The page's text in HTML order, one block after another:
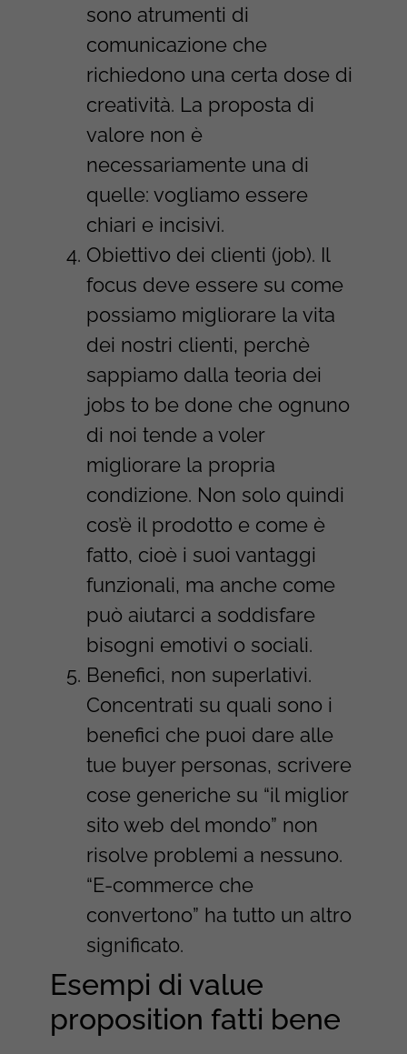
sono atrumenti di
comunicazione che
richiedono una certa dose di
creatività. La proposta di
valore non è
necessariamente una di
quelle: vogliamo essere
chiari e incisivi.
Obiettivo dei clienti (job). Il
focus deve essere su come
possiamo migliorare la vita
dei nostri clienti, perchè
sappiamo dalla teoria dei
jobs to be done che ognuno
di noi tende a voler
migliorare la propria
condizione. Non solo quindi
cos’è il prodotto e come è
fatto, cioè i suoi vantaggi
funzionali, ma anche come
può aiutarci a soddisfare
bisogni emotivi o sociali.
Benefici, non superlativi.
Concentrati su quali sono i
benefici che puoi dare alle
tue buyer personas, scrivere
cose generiche su “il miglior
sito web del mondo” non
risolve problemi a nessuno.
“E-commerce che
convertono” ha tutto un altro
significato.
Esempi di value
proposition fatti bene